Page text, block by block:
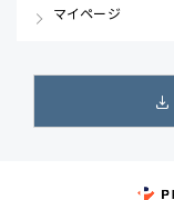
マイページ